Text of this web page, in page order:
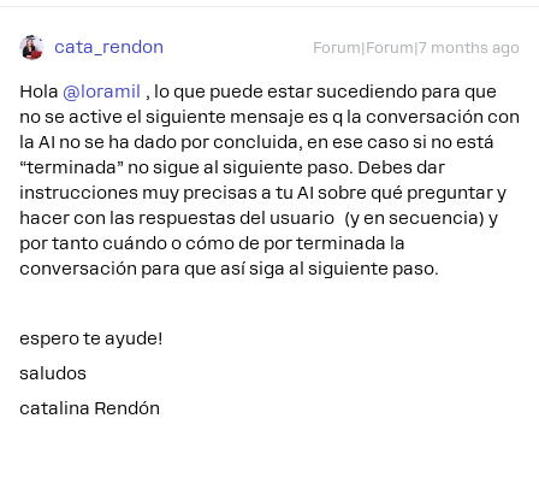
cata_rendon Forum|Forum|7 months ago
Hola ​ @loramil
, lo que puede estar sucediendo para que
no se active el siguiente mensaje es q la conversación con
la AI no se ha dado por concluida, en ese caso si no está
“terminada” no sigue al siguiente paso. Debes dar
instrucciones muy precisas a tu AI sobre qué preguntar y
hacer con las respuestas del usuario (y en secuencia) y
por tanto cuándo o cómo de por terminada la
conversación para que así siga al siguiente paso.
espero te ayude!
saludos
catalina Rendón